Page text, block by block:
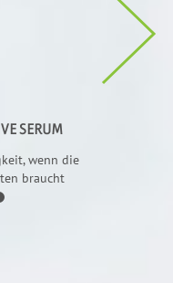
SERUM
wenn die
braucht